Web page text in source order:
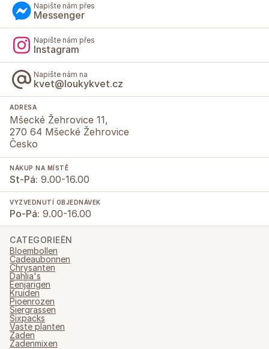
Napište nám přes
Messenger
Napište nám přes
Instagram
Napište nám na
kvet@loukykvet.cz
ADRESA
Mšecké Žehrovice 11,
270 64 Mšecké Žehrovice
Česko
NÁKUP NA MÍSTĚ
St-Pá: 9.00-16.00
VYZVEDNUTÍ OBJEDNÁVEK
Po-Pá: 9.00-16.00
CATEGORIEËN
Bloembollen
Cadeaubonnen
Chrysanten
Dahlia's
Eenjarigen
Kruiden
Pioenrozen
Siergrassen
Sixpacks
Vaste planten
Zaden
Zadenmixen